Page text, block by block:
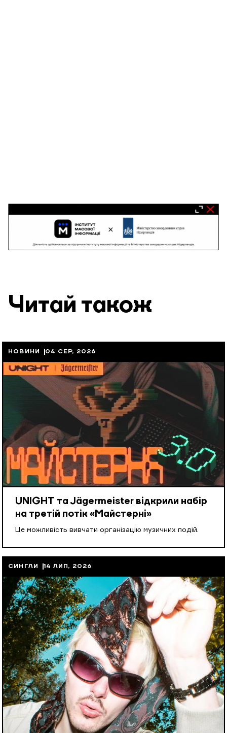
Читай також
НОВИНИ 04 СЕР, 2026
UNIGHT та Jägermeister відкрили набір
на третій потік «Майстерні»
Це можливість вивчати організацію музичних подій.
СИНГЛИ 14 ЛИП, 2026